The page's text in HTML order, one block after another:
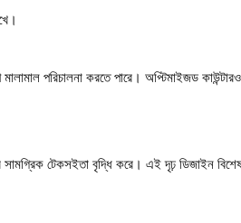
পরিচালনা করতে পারে। অপ্টিমাইজড
টেকসইতা বৃদ্ধি করে। এই দৃঢ় ডিজাইন